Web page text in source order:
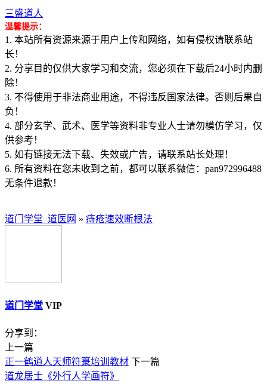
三盛道人
温馨提示：
1. 本站所有资源来源于用户上传和网络，如有侵权请联系站
长！
2. 分享目的仅供大家学习和交流，您必须在下载后24小时内删
除！
3. 不得使用于非法商业用途，不得违反国家法律。否则后果自
负！
4. 部分玄学、武术、医学等资料非专业人士请勿模仿学习，仅
供参考！
5. 如有链接无法下载、失效或广告，请联系站长处理！
6. 所有资料在您未收到之前，都可以联系微信：pan972996488
无条件退款！
道门学堂_道医网 » 痔疮速效断根法
道门学堂 VIP
分享到：
上一篇
正一鹤道人天师符箓培训教材 下一篇
道龙居士《外行人学画符》